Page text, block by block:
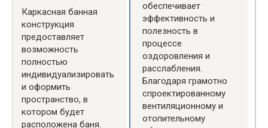
Каркасная банная
конструкция
предоставляет
возможность
полностью
индивидуализировать
и оформить
пространство, в
котором будет
расположена баня.
обеспечивает
эффективность и
полезность в
процессе
оздоровления и
расслабления.
Благодаря грамотно
спроектированному
вентиляционному и
отопительному